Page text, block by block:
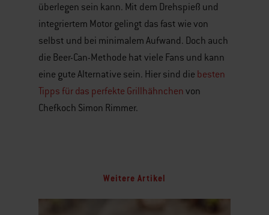
überlegen sein kann. Mit dem Drehspieß und
integriertem Motor gelingt das fast wie von
selbst und bei minimalem Aufwand. Doch auch
die Beer-Can-Methode hat viele Fans und kann
eine gute Alternative sein. Hier sind die besten
Tipps für das perfekte Grillhähnchen von
Chefkoch Simon Rimmer.
Weitere Artikel